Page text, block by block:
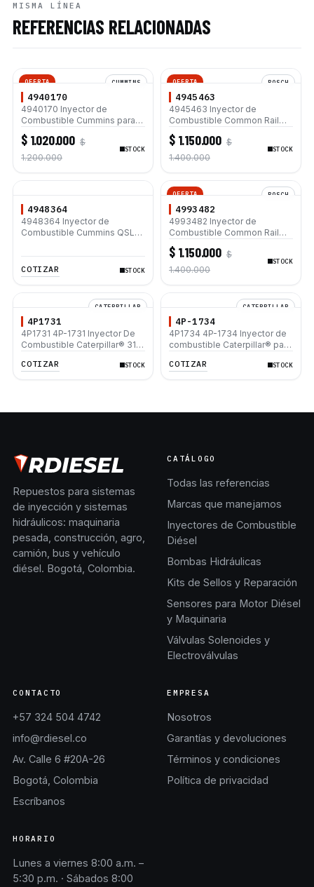
MISMA LÍNEA
REFERENCIAS RELACIONADAS
OFERTA CUMMINS
4940170
4940170 Inyector de
Combustible Cummins para
Excavadora Komatsu PC300-
8 SAA6D114E Motor Cummins
QSL 8.9
$ 1.020.000 $
1.200.000
STOCK
OFERTA BOSCH
4945463
4945463 Inyector de
Combustible Common Rail
BOSCH CRIN1-14/16 para
Motor Cummins para 8.3L
QSC QSL9 G5 QSL-9
$ 1.150.000 $
1.400.000
STOCK
4948364
4948364 Inyector de
Combustible Cummins QSL9
COTIZAR STOCK
OFERTA BOSCH
4993482
4993482 Inyector de
Combustible Common Rail
BOSCH CRIN1-14/16 para
Motor Cummins para 8.3L
QSC QSL9 G5 QSL-9
$ 1.150.000 $
1.400.000
STOCK
CATERPILLAR
4P1731
4P1731 4P-1731 Inyector De
Combustible Caterpillar® 3114
950F 960F
COTIZAR STOCK
CATERPILLAR
4P-1734
4P1734 4P-1734 Inyector de
combustible Caterpillar® para
COTIZAR STOCK
Repuestos para sistemas
de inyección y sistemas
hidráulicos: maquinaria
pesada, construcción, agro,
camión, bus y vehículo
diésel. Bogotá, Colombia.
CATÁLOGO
Todas las referencias
Marcas que manejamos
Inyectores de Combustible
Diésel
Bombas Hidráulicas
Kits de Sellos y Reparación
Sensores para Motor Diésel
y Maquinaria
Válvulas Solenoides y
Electroválvulas
CONTACTO
+57 324 504 4742
info@rdiesel.co
Av. Calle 6 #20A-26
Bogotá, Colombia
Escríbanos
EMPRESA
Nosotros
Garantías y devoluciones
Términos y condiciones
Política de privacidad
HORARIO
Lunes a viernes 8:00 a.m. –
5:30 p.m. · Sábados 8:00